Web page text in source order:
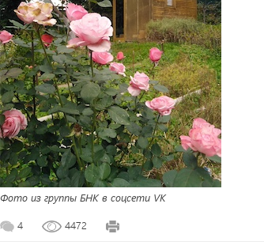
Фото из группы БНК в соцсети VK
4 4472